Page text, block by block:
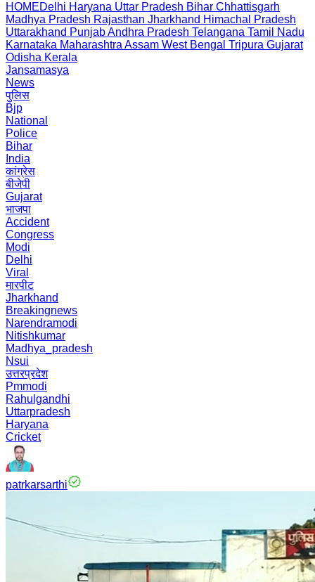
HOMEDelhi Haryana Uttar Pradesh Bihar Chhattisgarh
Madhya Pradesh Rajasthan Jharkhand Himachal Pradesh
Uttarakhand PunjabAndhra Pradesh Telangana Tamil Nadu
Karnataka Maharashtra Assam West Bengal Tripura Gujarat
Odisha Kerala
Jansamasya
News
पुलिस
Bjp
National
Police
Bihar
India
कांग्रेस
बीजेपी
Gujarat
भाजपा
Accident
Congress
Modi
Delhi
Viral
मारपीट
Jharkhand
Breakingnews
Narendramodi
Nitishkumar
Madhya_pradesh
Nsui
उत्तरप्रदेश
Pmmodi
Rahulgandhi
Uttarpradesh
Haryana
Cricket
patrkarsarthi